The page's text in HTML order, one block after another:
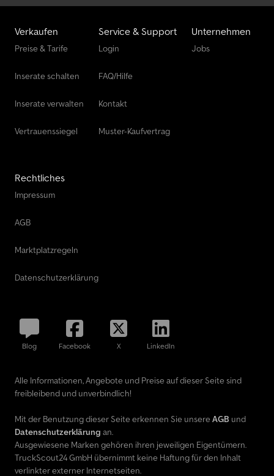
Verkaufen
Preise & Tarife
Inserate schalten
Inserate verwalten
Vertrauenssiegel
Service & Support
Login
FAQ/Hilfe
Kontakt
Muster-Kaufvertrag
Unternehmen
Jobs
Rechtliches
Impressum
AGB
Marktplatzregeln
Datenschutzerklärung
Blog Facebook X LinkedIn
Alle Informationen, Angebote und Preise auf dieser Seite sind
freibleibend und unverbindlich!
Mit der Benutzung dieser Seite erkennen Sie unsere AGB und
Datenschutzerklärung an.
Ausgewiesene Marken gehören ihren jeweiligen Eigentümern.
TruckScout24 GmbH übernimmt keine Haftung für den Inhalt
verlinkter externer Internetseiten.